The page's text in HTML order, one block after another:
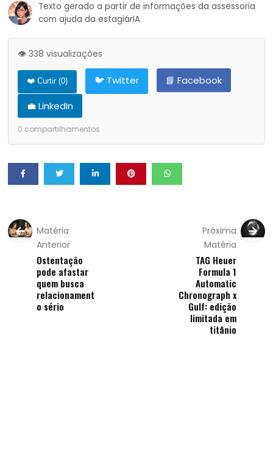
Texto gerado a partir de informações da assessoria
com ajuda da estagiárIA
👁️ 338 visualizações
❤️ Curtir (0) 🐦 Twitter
📘 Facebook
💼 LinkedIn
0 compartilhamentos
Matéria
Anterior
Ostentação
pode afastar
quem busca
relacionament
o sério
Próxima
Matéria
TAG Heuer
Formula 1
Automatic
Chronograph x
Gulf: edição
limitada em
titânio